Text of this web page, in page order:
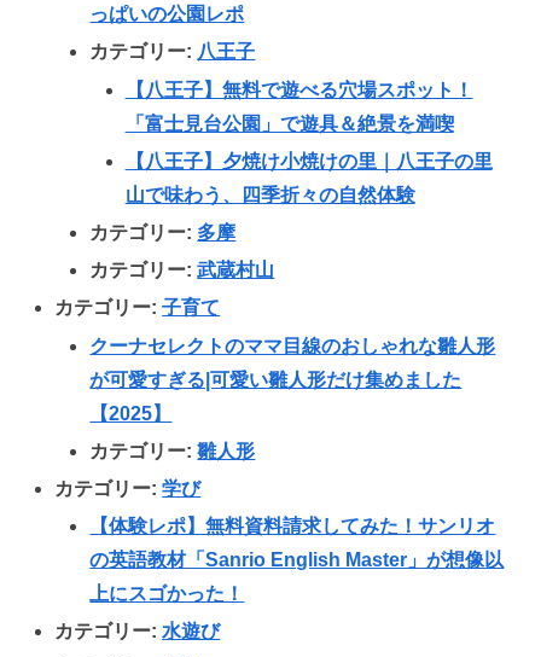
っぱいの公園レポ
カテゴリー: 八王子
【八王子】無料で遊べる穴場スポット！
「富士見台公園」で遊具＆絶景を満喫
【八王子】夕焼け小焼けの里｜八王子の里
山で味わう、四季折々の自然体験
カテゴリー: 多摩
カテゴリー:武蔵村山
カテゴリー:子育て
クーナセレクトのママ目線のおしゃれな雛人形
が可愛すぎる|可愛い雛人形だけ集めました
【2025】
カテゴリー:雛人形
カテゴリー:学び
【体験レポ】無料資料請求してみた！サンリオ
の英語教材「Sanrio English Master」が想像以
上にスゴかった！
カテゴリー: 水遊び